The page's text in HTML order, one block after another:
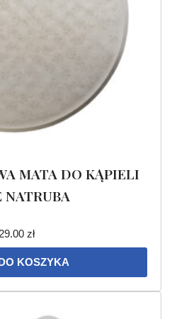
MATA DO KĄPIELI
NATRUBA
zł
KOSZYKA